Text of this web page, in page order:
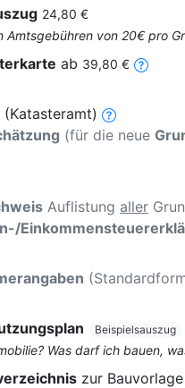
24,80 €
Amtsgebühren von 20€ pro
ab 39,80 €
(Katasteramt)
(für die neue
Auflistung aller
Beispielsauszug
Was darf ich bauen,
zur Bauvorlage